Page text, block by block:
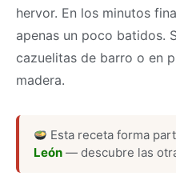
hervor. En los minutos
apenas un poco batidos.
cazuelitas de barro o en
madera.
Esta receta forma
León — descubre las